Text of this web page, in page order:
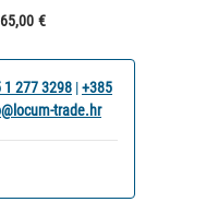
65,00 €
1 277 3298 |+385
trade.hr